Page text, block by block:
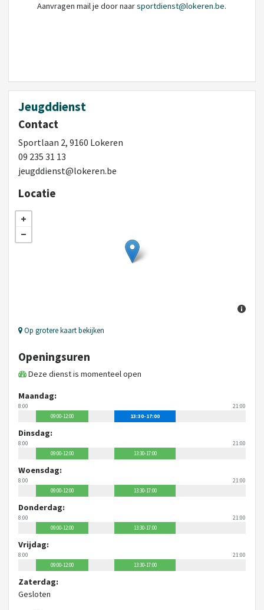
Aanvragen mail je door naarsportdienst@lokeren.be.
Jeugddienst
Contact
Sportlaan 2, 9160 Lokeren
09 235 31 13
jeugddienst@lokeren.be
Locatie
Op grotere kaart bekijken
Openingsuren
Deze dienst is momenteel open
Maandag:
8:00 21:00
09:00-12:00 13:30-17:00
Dinsdag:
8:00 21:00
09:00-12:00 13:30-17:00
Woensdag:
8:00 21:00
09:00-12:00 13:30-17:00
Donderdag:
8:00 21:00
09:00-12:00 13:30-17:00
Vrijdag:
8:00 21:00
09:00-12:00 13:30-17:00
Zaterdag:
Gesloten